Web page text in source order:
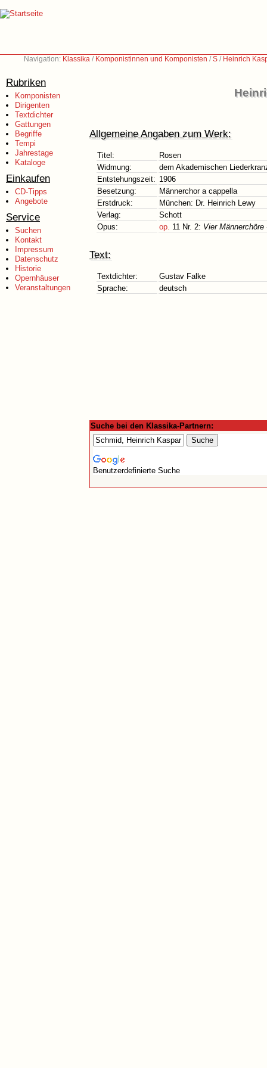
Navigation: Klassika / Komponistinnen und Komponisten /S / Heinrich
Rubriken
Komponisten
Dirigenten
Textdichter
Gattungen
Begriffe
Tempi
Jahrestage
Kataloge
Einkaufen
CD-Tipps
Angebote
Service
Suchen
Kontakt
Impressum
Datenschutz
Historie
Opernhäuser
Veranstaltungen
Allgemeine Angaben zum Werk:
Titel:
Rosen
Widmung:
dem Akademischen
Entstehungszeit: 1906
Besetzung:
Männerchor a cappella
Erstdruck:
München: Dr. Heinrich Lewy
Verlag:
Schott
Opus:
op. 11 Nr. 2: Vier
Text:
Textdichter:
Gustav Falke
Sprache:
deutsch
Suche bei den Klassika-Partnern:
Benutzerdefinierte Suche